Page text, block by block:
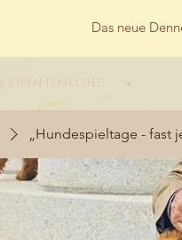
Das neue
„Hundespieltage - fast